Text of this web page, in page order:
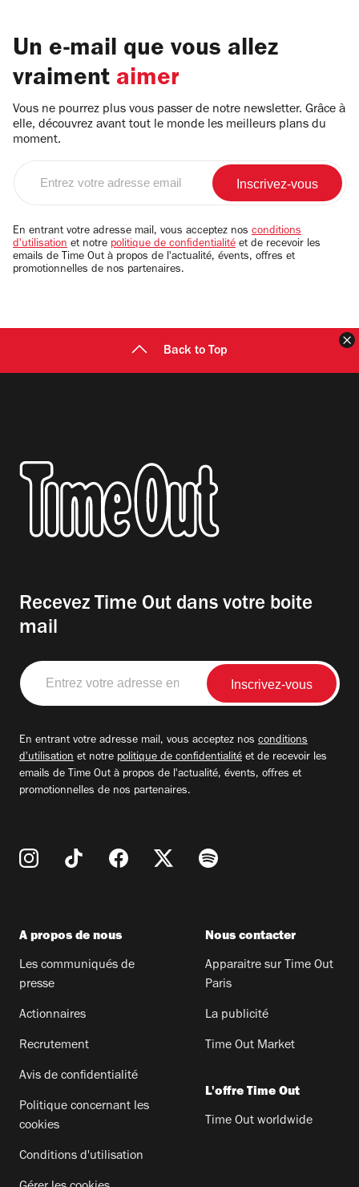
Un e-mail que vous allez
vraiment aimer
Vous ne pourrez plus vous passer de notre newsletter. Grâce à
elle, découvrez avant tout le monde les meilleurs plans du
moment.
email
En entrant votre adresse mail, vous acceptez nos conditions
d'utilisation et notre politique de confidentialité et de recevoir les
emails de Time Out à propos de l'actualité, évents, offres et
promotionnelles de nos partenaires.
Back to Top
Recevez Time Out dans votre boite
mail
Entrez
votre
adresse
En entrant votre adresse mail, vous acceptez nos conditions
d'utilisation et notre politique de confidentialité et de recevoir les
emails de Time Out à propos de l'actualité, évents, offres et
promotionnelles de nos partenaires.
A propos de nous
Les communiqués de
presse
Actionnaires
Recrutement
Avis de confidentialité
Politique concernant les
cookies
Conditions d'utilisation
Nous contacter
Apparaitre sur Time Out
Paris
La publicité
Time Out Market
L'offre Time Out
Time Out worldwide